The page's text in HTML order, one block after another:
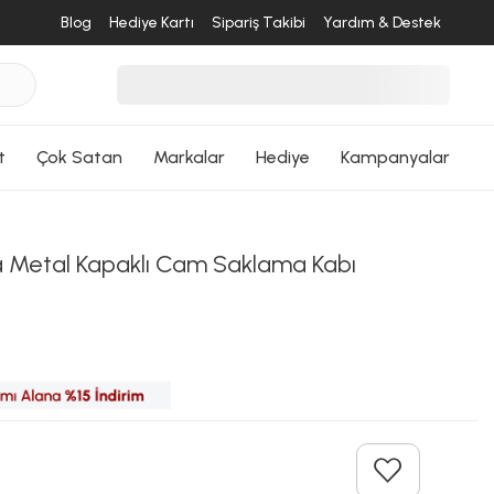
Blog Hediye Kartı Sipariş Takibi Yardım & Destek
Çok Satan Markalar Hediye Kampanyalar
Metal Kapaklı Cam Saklama Kabı